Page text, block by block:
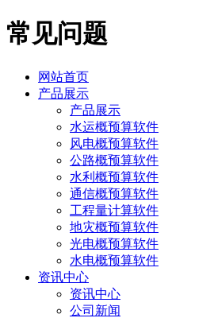
常见问题
网站首页
产品展示
产品展示
水运概预算软件
风电概预算软件
公路概预算软件
水利概预算软件
通信概预算软件
工程量计算软件
地灾概预算软件
光电概预算软件
水电概预算软件
资讯中心
资讯中心
公司新闻